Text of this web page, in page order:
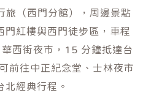
｜環境｜
Facilities
｜新訊｜
旅（西門分館），周邊景點
紅樓與西門徒步區，車程
西街夜市，15 分鐘抵達台
前往中正紀念堂、士林夜市
經典行程。